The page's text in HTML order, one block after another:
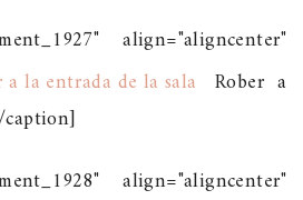
align="aligncenter"
Rober a
align="aligncenter"